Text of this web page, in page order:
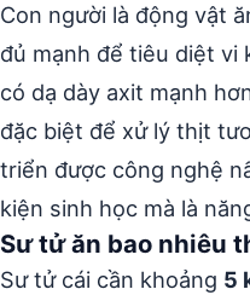
Con người là động vật
đủ mạnh để tiêu diệt
có dạ dày axit mạnh
đặc biệt để xử lý thịt
triển được công nghệ
kiện sinh học mà là
Sư tử ăn bao nhiêu
Sư tử cái cần khoảng 5